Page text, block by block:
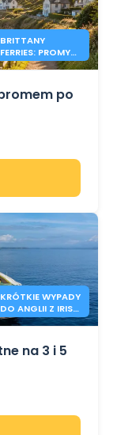
BRITTANY
FERRIES: PROMY
DO ANGLII OD
po
KRÓTKIE WYPADY
DO ANGLII Z IRISH
FERRIES - 138€*
na 3 i 5